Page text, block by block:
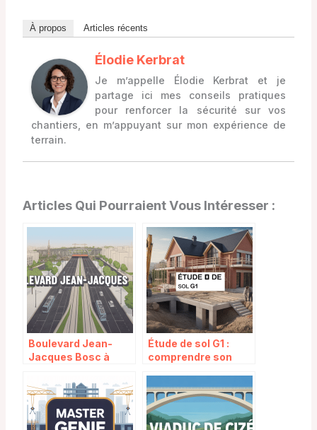
À propos Articles récents
Élodie Kerbrat
Je m’appelle Élodie Kerbrat et je
partage ici mes conseils pratiques
pour renforcer la sécurité sur vos
chantiers, en m’appuyant sur mon expérience de
terrain.
Articles Qui Pourraient Vous Intéresser :
Boulevard Jean-
Jacques Bosc à
histoire, vie et
projets
Étude de sol G1 :
comprendre son
construction